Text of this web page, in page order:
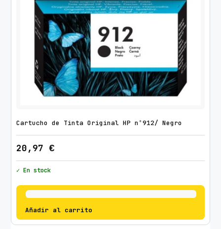
Cartucho de Tinta Original HP nº912/ Negro
20,97 €
✓ En stock
Añadir al carrito